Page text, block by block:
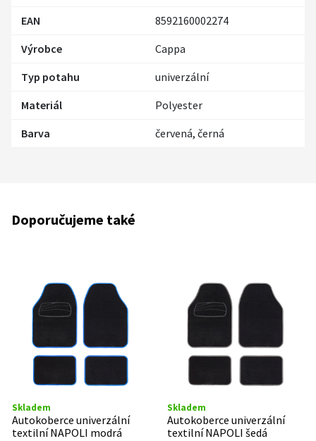
EAN
8592160002274
Výrobce
Cappa
Typ potahu
univerzální
Materiál
Polyester
Barva
červená, černá
Doporučujeme také
Skladem
Autokoberce univerzální
textilní NAPOLI modrá
Skladem
Autokoberce univerzální
textilní NAPOLI šedá